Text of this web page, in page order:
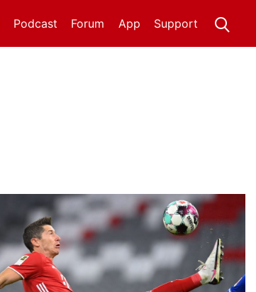
Support
App
Forum
Podcast